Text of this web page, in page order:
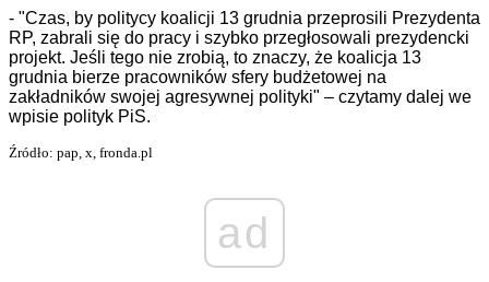
- "Czas, by politycy koalicji 13 grudnia przeprosili Prezydenta
RP, zabrali się do pracy i szybko przegłosowali prezydencki
projekt. Jeśli tego nie zrobią, to znaczy, że koalicja 13
grudnia bierze pracowników sfery budżetowej na
zakładników swojej agresywnej polityki" – czytamy dalej we
wpisie polityk PiS.
Źródło: pap, x, fronda.pl
ad